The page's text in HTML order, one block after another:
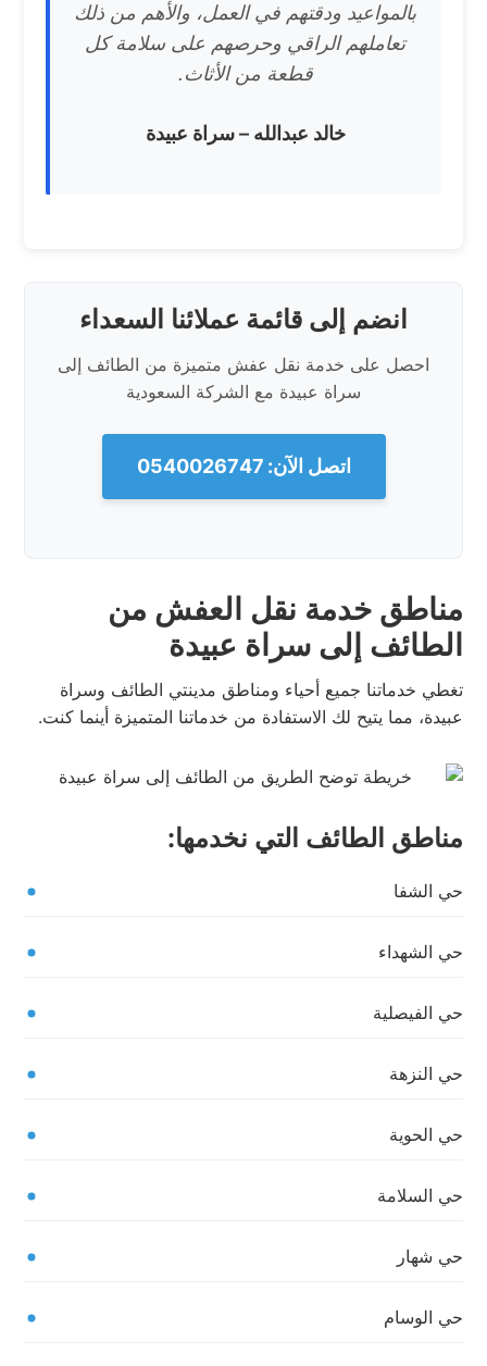
بالمواعيد ودقتهم في العمل، والأهم من ذلك
تعاملهم الراقي وحرصهم على سلامة كل
قطعة من الأثاث.
خالد عبدالله – سراة عبيدة
انضم إلى قائمة عملائنا السعداء
احصل على خدمة نقل عفش متميزة من الطائف إلى
سراة عبيدة مع الشركة السعودية
اتصل الآن: 0540026747
مناطق خدمة نقل العفش من
الطائف إلى سراة عبيدة
تغطي خدماتنا جميع أحياء ومناطق مدينتي الطائف وسراة
عبيدة، مما يتيح لك الاستفادة من خدماتنا المتميزة أينما كنت.
مناطق الطائف التي نخدمها:
حي الشفا
حي الشهداء
حي الفيصلية
حي النزهة
حي الحوية
حي السلامة
حي شهار
حي الوسام